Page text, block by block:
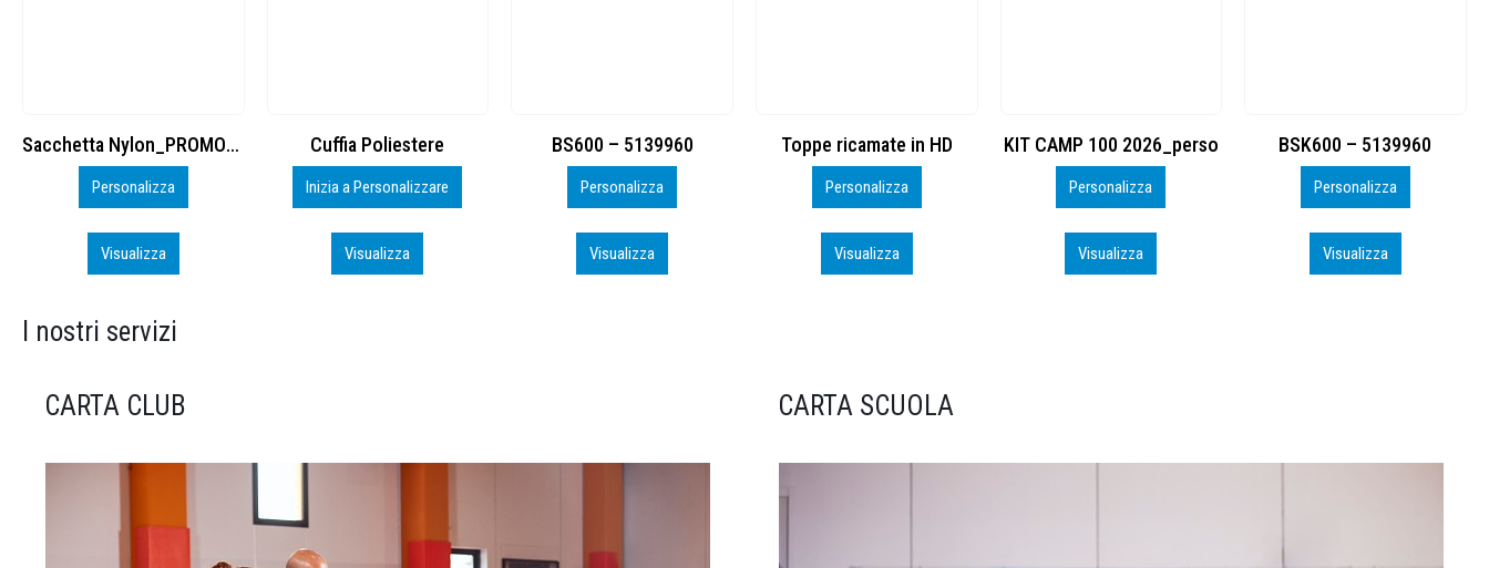
Cuffia Poliestere
Inizia a Personalizzare
Visualizza
BS600 – 5139960
Personalizza
Visualizza
Toppe ricamate in HD
Personalizza
Visualizza
KIT CAMP 100 2026_perso
Personalizza
Visualizza
BSK600 – 5139960
Personalizza
Visualizza
DTF
Personalizza
Visualizza
I nostri servizi
CARTA CLUB CARTA SCUOLA